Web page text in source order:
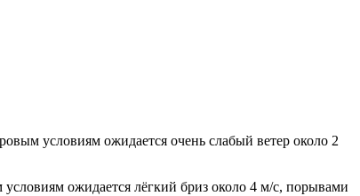
условиям ожидается очень слабый ветер около 2
ожидается лёгкий бриз около 4 м/с, порывами